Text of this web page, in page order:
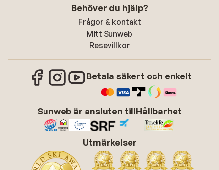
Behöver du hjälp?
Frågor & kontakt
Mitt Sunweb
Resevillkor
Betala säkert och enkelt
Sunweb är ansluten tillHållbarhet
Utmärkelser